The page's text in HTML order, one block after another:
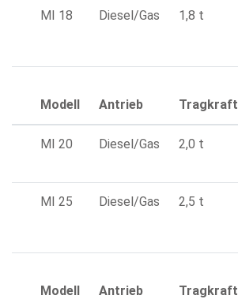
MI 18 Diesel/Gas 1,8 t
Modell Antrieb Tragkraft
MI 20 Diesel/Gas 2,0 t
MI 25 Diesel/Gas 2,5 t
Modell Antrieb Tragkraft